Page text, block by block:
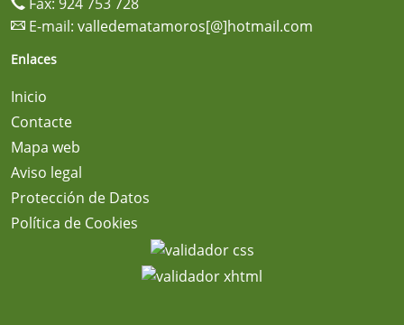
E-mail: valledematamoros[@]hotmail.com
Enlaces
Inicio
Contacte
Mapa web
Aviso legal
Protección de Datos
Política de Cookies